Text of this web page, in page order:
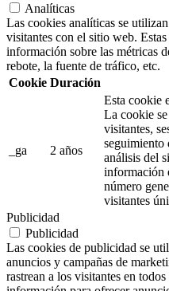
Analíticas
Las cookies analíticas se
visitantes con el sitio web.
información sobre las métricas
rebote, la fuente de tráfico, etc.
Cookie Duración
_ga 2 años
Esta cookie
La cookie
visitantes,
seguimiento
análisis del
información
número
visitantes
Publicidad
Publicidad
Las cookies de publicidad se
anuncios y campañas de
rastrean a los visitantes en